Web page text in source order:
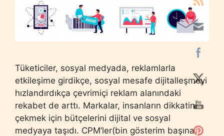
Tüketiciler, sosyal medyada, reklamlarla
etkileşime girdikçe, sosyal mesafe dijitalleşmeyi
hızlandırdıkça çevrimiçi reklam alanındaki
rekabet de arttı. Markalar, insanların dikkatini
çekmek için bütçelerini dijital ve sosyal
medyaya taşıdı. CPM’ler(bin gösterim başına